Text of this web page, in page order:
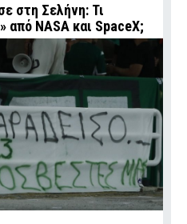
στη Σελήνη: Τι
από NASA και SpaceX;